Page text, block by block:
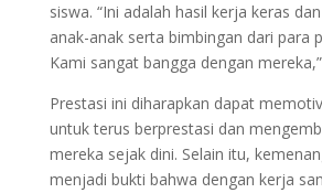
siswa. “Ini adalah hasil kerja keras
anak-anak serta bimbingan dari para
Kami sangat bangga dengan
Prestasi ini diharapkan dapat
untuk terus berprestasi dan
mereka sejak dini. Selain itu,
menjadi bukti bahwa dengan kerja